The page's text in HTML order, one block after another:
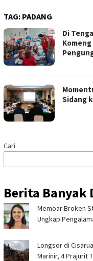
TAG: PADANG
Di
Sidang
Cari
Berita Banyak
Memoar Broken
Ungkap
Longsor di
Marinir, 4 Prajurit